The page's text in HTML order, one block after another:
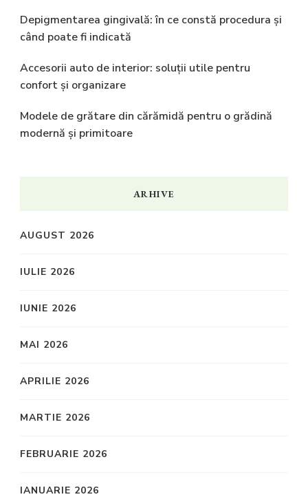
Depigmentarea gingivală: în ce constă procedura și
când poate fi indicată
Accesorii auto de interior: soluții utile pentru
confort și organizare
Modele de grătare din cărămidă pentru o grădină
modernă și primitoare
ARHIVE
AUGUST 2026
IULIE 2026
IUNIE 2026
MAI 2026
APRILIE 2026
MARTIE 2026
FEBRUARIE 2026
IANUARIE 2026